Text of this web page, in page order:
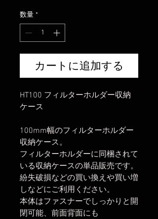
数量 *
カートに追加する
HT100 フィルターホルダー収納
ケース
100mm幅のフィルターホルダー
収納ケース。
フィルターホルダーに同梱されて
いる収納ケースの単品販売です。
紛失破損などの買い換えや買い増
しなどにご利用ください。
本体はファスナーでしっかりと開
閉可能、前面背面にも